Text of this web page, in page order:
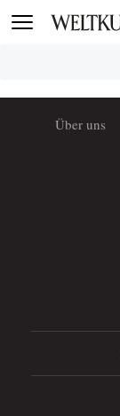
Toggle
Über uns